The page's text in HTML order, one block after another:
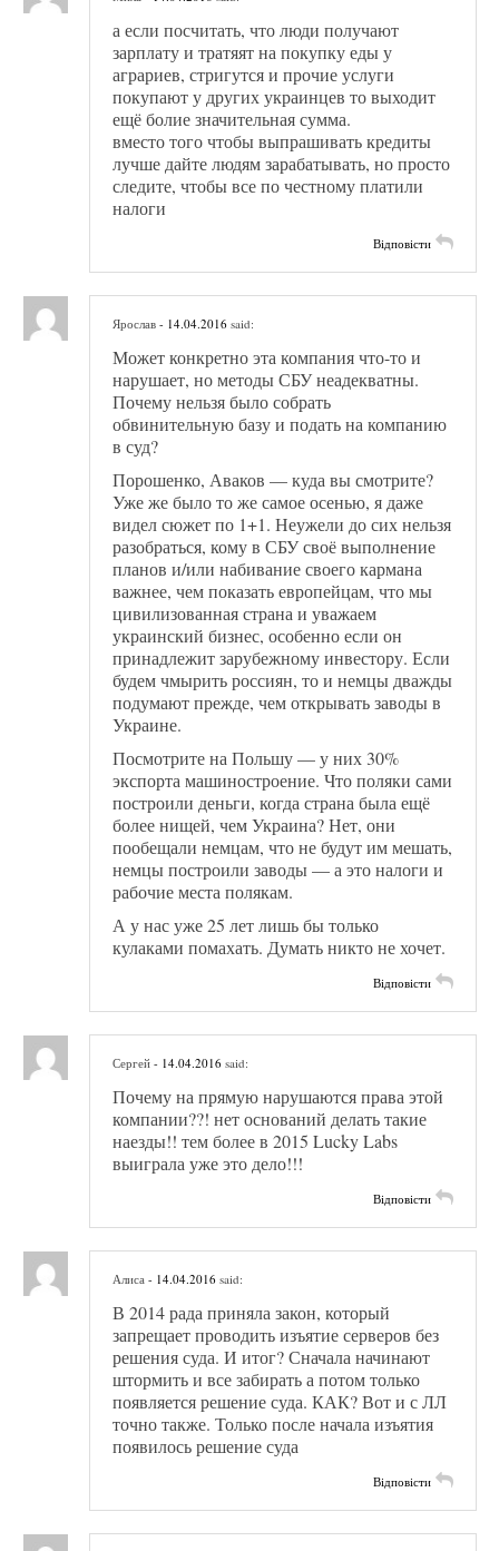
а если посчитать, что люди получают
зарплату и тратяят на покупку еды у
аграриев, стригутся и прочие услуги
покупают у других украинцев то выходит
ещё болие значительная сумма.
вместо того чтобы выпрашивать кредиты
лучше дайте людям зарабатывать, но просто
следите, чтобы все по честному платили
налоги
Відповісти
Ярослав - 14.04.2016 said:
Может конкретно эта компания что-то и
нарушает, но методы СБУ неадекватны.
Почему нельзя было собрать
обвинительную базу и подать на компанию
в суд?
Порошенко, Аваков — куда вы смотрите?
Уже же было то же самое осенью, я даже
видел сюжет по 1+1. Неужели до сих нельзя
разобраться, кому в СБУ своё выполнение
планов и/или набивание своего кармана
важнее, чем показать европейцам, что мы
цивилизованная страна и уважаем
украинский бизнес, особенно если он
принадлежит зарубежному инвестору. Если
будем чмырить россиян, то и немцы дважды
подумают прежде, чем открывать заводы в
Украине.
Посмотрите на Польшу — у них 30%
экспорта машиностроение. Что поляки сами
построили деньги, когда страна была ещё
более нищей, чем Украина? Нет, они
пообещали немцам, что не будут им мешать,
немцы построили заводы — а это налоги и
рабочие места полякам.
А у нас уже 25 лет лишь бы только
кулаками помахать. Думать никто не хочет.
Відповісти
Сергей - 14.04.2016 said:
Почему на прямую нарушаются права этой
компании??! нет оснований делать такие
наезды!! тем более в 2015 Lucky Labs
выиграла уже это дело!!!
Відповісти
Алиса - 14.04.2016 said:
В 2014 рада приняла закон, который
запрещает проводить изъятие серверов без
решения суда. И итог? Сначала начинают
штормить и все забирать а потом только
появляется решение суда. КАК? Вот и с ЛЛ
точно также. Только после начала изъятия
появилось решение суда
Відповісти